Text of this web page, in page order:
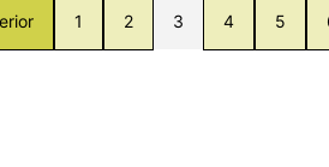
1 2 3 4 5